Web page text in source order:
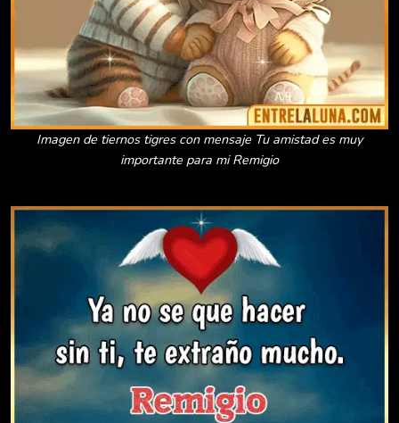
Imagen de tiernos tigres con mensaje Tu amistad es muy
importante para mi Remigio